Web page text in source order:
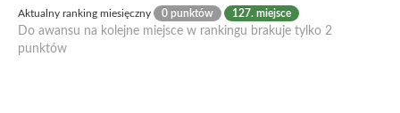
Aktualny ranking miesięczny 0 punktów 127. miejsce
Do awansu na kolejne miejsce w rankingu brakuje tylko 2
punktów